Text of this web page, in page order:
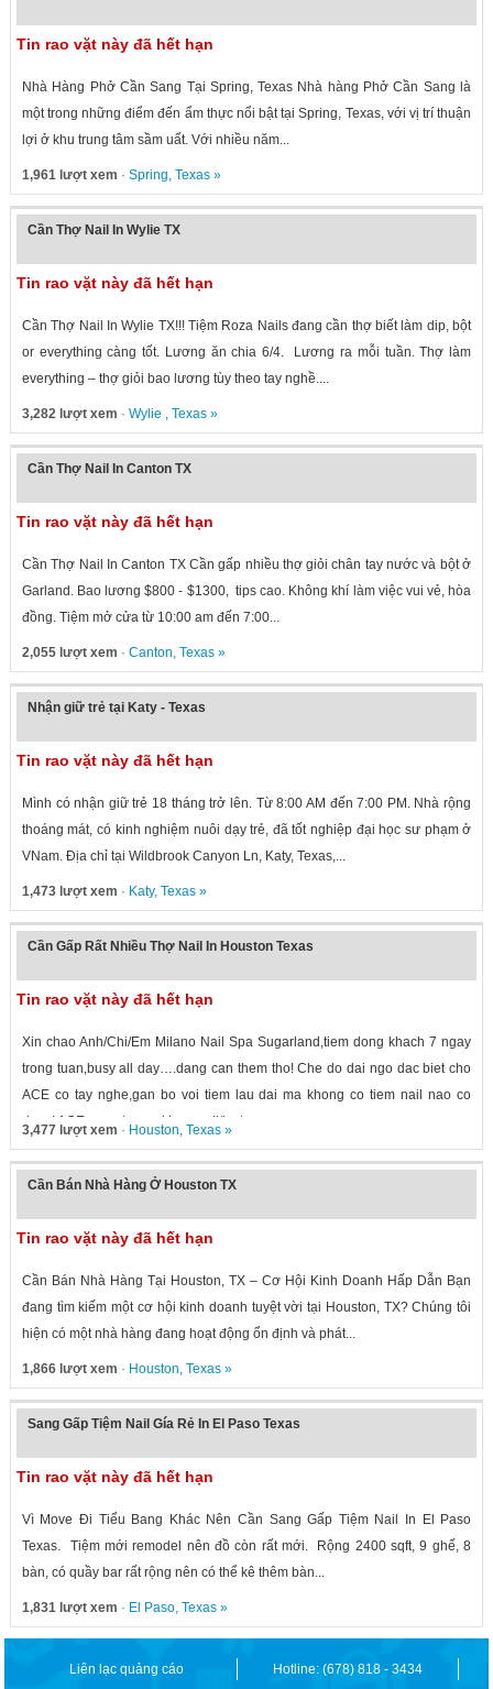
Tin rao vặt này đã hết hạn
Nhà Hàng Phở Cần Sang Tại Spring, Texas Nhà hàng Phở Cần Sang là
một trong những điểm đến ẩm thực nổi bật tại Spring, Texas, với vị trí thuận
lợi ở khu trung tâm sầm uất. Với nhiều năm...
1,961 lượt xem · Spring, Texas»
Cần Thợ Nail In Wylie TX
Tin rao vặt này đã hết hạn
Cần Thợ Nail In Wylie TX!!! Tiệm Roza Nails đang cần thợ biết làm dip, bột
or everything càng tốt. Lương ăn chia 6/4. Lương ra mỗi tuần. Thợ làm
everything – thợ giỏi bao lương tùy theo tay nghề....
3,282 lượt xem · Wylie , Texas»
Cần Thợ Nail In Canton TX
Tin rao vặt này đã hết hạn
Cần Thợ Nail In Canton TX Cần gấp nhiều thợ giỏi chân tay nước và bột ở
Garland. Bao lương $800 - $1300, tips cao. Không khí làm việc vui vẻ, hòa
đồng. Tiệm mở cửa từ 10:00 am đến 7:00...
2,055 lượt xem · Canton, Texas»
Nhận giữ trẻ tại Katy - Texas
Tin rao vặt này đã hết hạn
Mình có nhận giữ trẻ 18 tháng trở lên. Từ 8:00 AM đến 7:00 PM. Nhà rộng
thoáng mát, có kinh nghiệm nuôi dạy trẻ, đã tốt nghiệp đại học sư phạm ở
VNam. Địa chỉ tại Wildbrook Canyon Ln, Katy, Texas,...
1,473 lượt xem · Katy, Texas»
Cần Gấp Rất Nhiều Thợ Nail In Houston Texas
Tin rao vặt này đã hết hạn
Xin chao Anh/Chi/Em Milano Nail Spa Sugarland,tiem dong khach 7 ngay
trong tuan,busy all day….dang can them tho! Che do dai ngo dac biet cho
ACE co tay nghe,gan bo voi tiem lau dai ma khong co tiem nail nao co
duoc! ACE quan tam vui long call/text...
3,477 lượt xem · Houston, Texas»
Cần Bán Nhà Hàng Ở Houston TX
Tin rao vặt này đã hết hạn
Cần Bán Nhà Hàng Tại Houston, TX – Cơ Hội Kinh Doanh Hấp Dẫn Bạn
đang tìm kiếm một cơ hội kinh doanh tuyệt vời tại Houston, TX? Chúng tôi
hiện có một nhà hàng đang hoạt động ổn định và phát...
1,866 lượt xem · Houston, Texas»
Sang Gấp Tiệm Nail Gía Rẻ In El Paso Texas
Tin rao vặt này đã hết hạn
Vì Move Đi Tiểu Bang Khác Nên Cần Sang Gấp Tiệm Nail In El Paso
Texas. Tiệm mới remodel nên đồ còn rất mới. Rộng 2400 sqft, 9 ghế, 8
bàn, có quầy bar rất rộng nên có thể kê thêm bàn...
1,831 lượt xem · El Paso, Texas»
Liên lạc quảng cáo Hotline: (678) 818 - 3434